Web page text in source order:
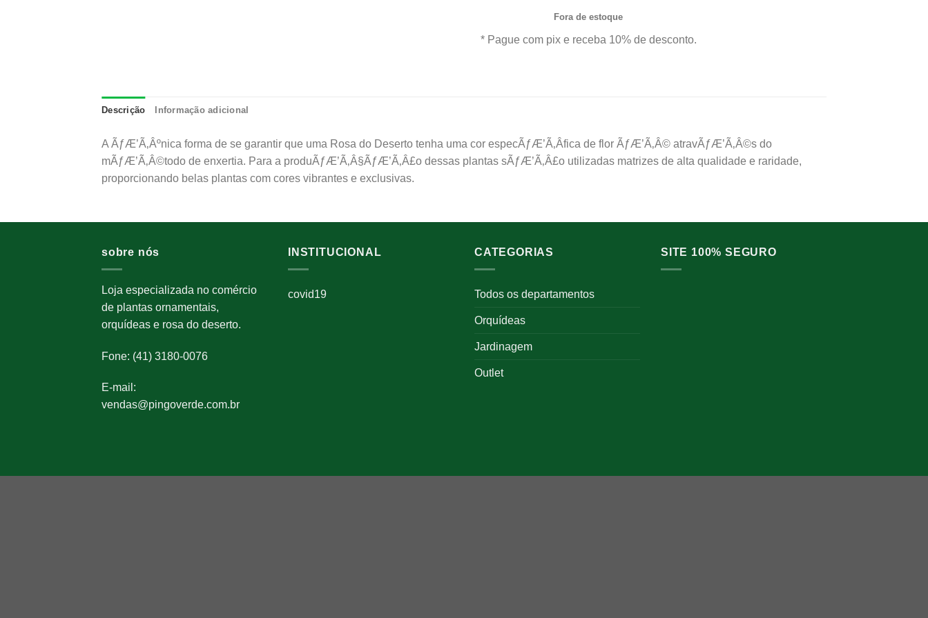
Fora de estoque
* Pague com pix e receba 10% de desconto.
Descrição Informação adicional
A ÃƒÆ’Ã‚Âºnica forma de se garantir que uma Rosa do Deserto tenha uma cor especÃƒÆ’Ã‚Â­fica de flor ÃƒÆ’Ã‚Â© atravÃƒÆ’Ã‚Â©s do
mÃƒÆ’Ã‚Â©todo de enxertia. Para a produÃƒÆ’Ã‚Â§ÃƒÆ’Ã‚Â£o dessas plantas sÃƒÆ’Ã‚Â£o utilizadas matrizes de alta qualidade e raridade,
proporcionando belas plantas com cores vibrantes e exclusivas.
sobre nós
Loja especializada no comércio
de plantas ornamentais,
orquídeas e rosa do deserto.
Fone: (41) 3180-0076
E-mail:
vendas@pingoverde.com.br
INSTITUCIONAL
covid19
CATEGORIAS
Todos os departamentos
Orquídeas
Jardinagem
Outlet
SITE 100% SEGURO